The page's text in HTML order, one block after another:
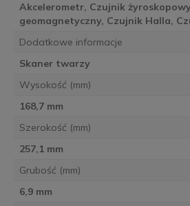
Akcelerometr, Czujnik
geomagnetyczny, Czujnik Halla,
Dodatkowe informacje
Skaner twarzy
Wysokość (mm)
168,7 mm
Szerokość (mm)
257,1 mm
Grubość (mm)
6,9 mm